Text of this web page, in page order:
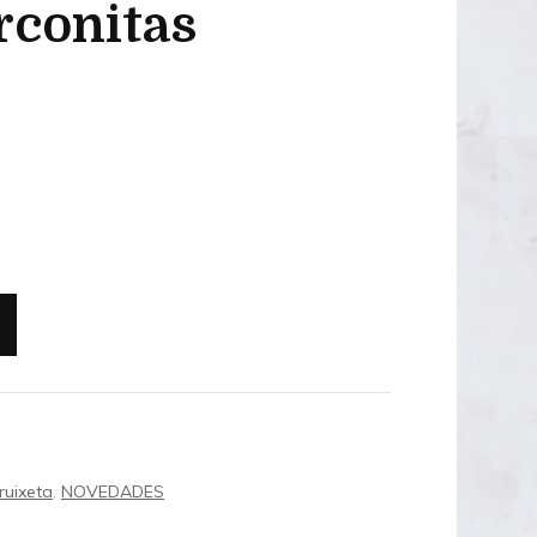
, NOVEDADES